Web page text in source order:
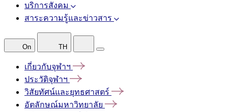
บริการสังคม
สาระความรู้และข่าวสาร
On TH
เกี่ยวกับจุฬาฯ
ประวัติจุฬาฯ
วิสัยทัศน์และยุทธศาสตร์
อัตลักษณ์มหาวิทยาลัย